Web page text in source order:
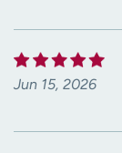
Jun 15, 2026